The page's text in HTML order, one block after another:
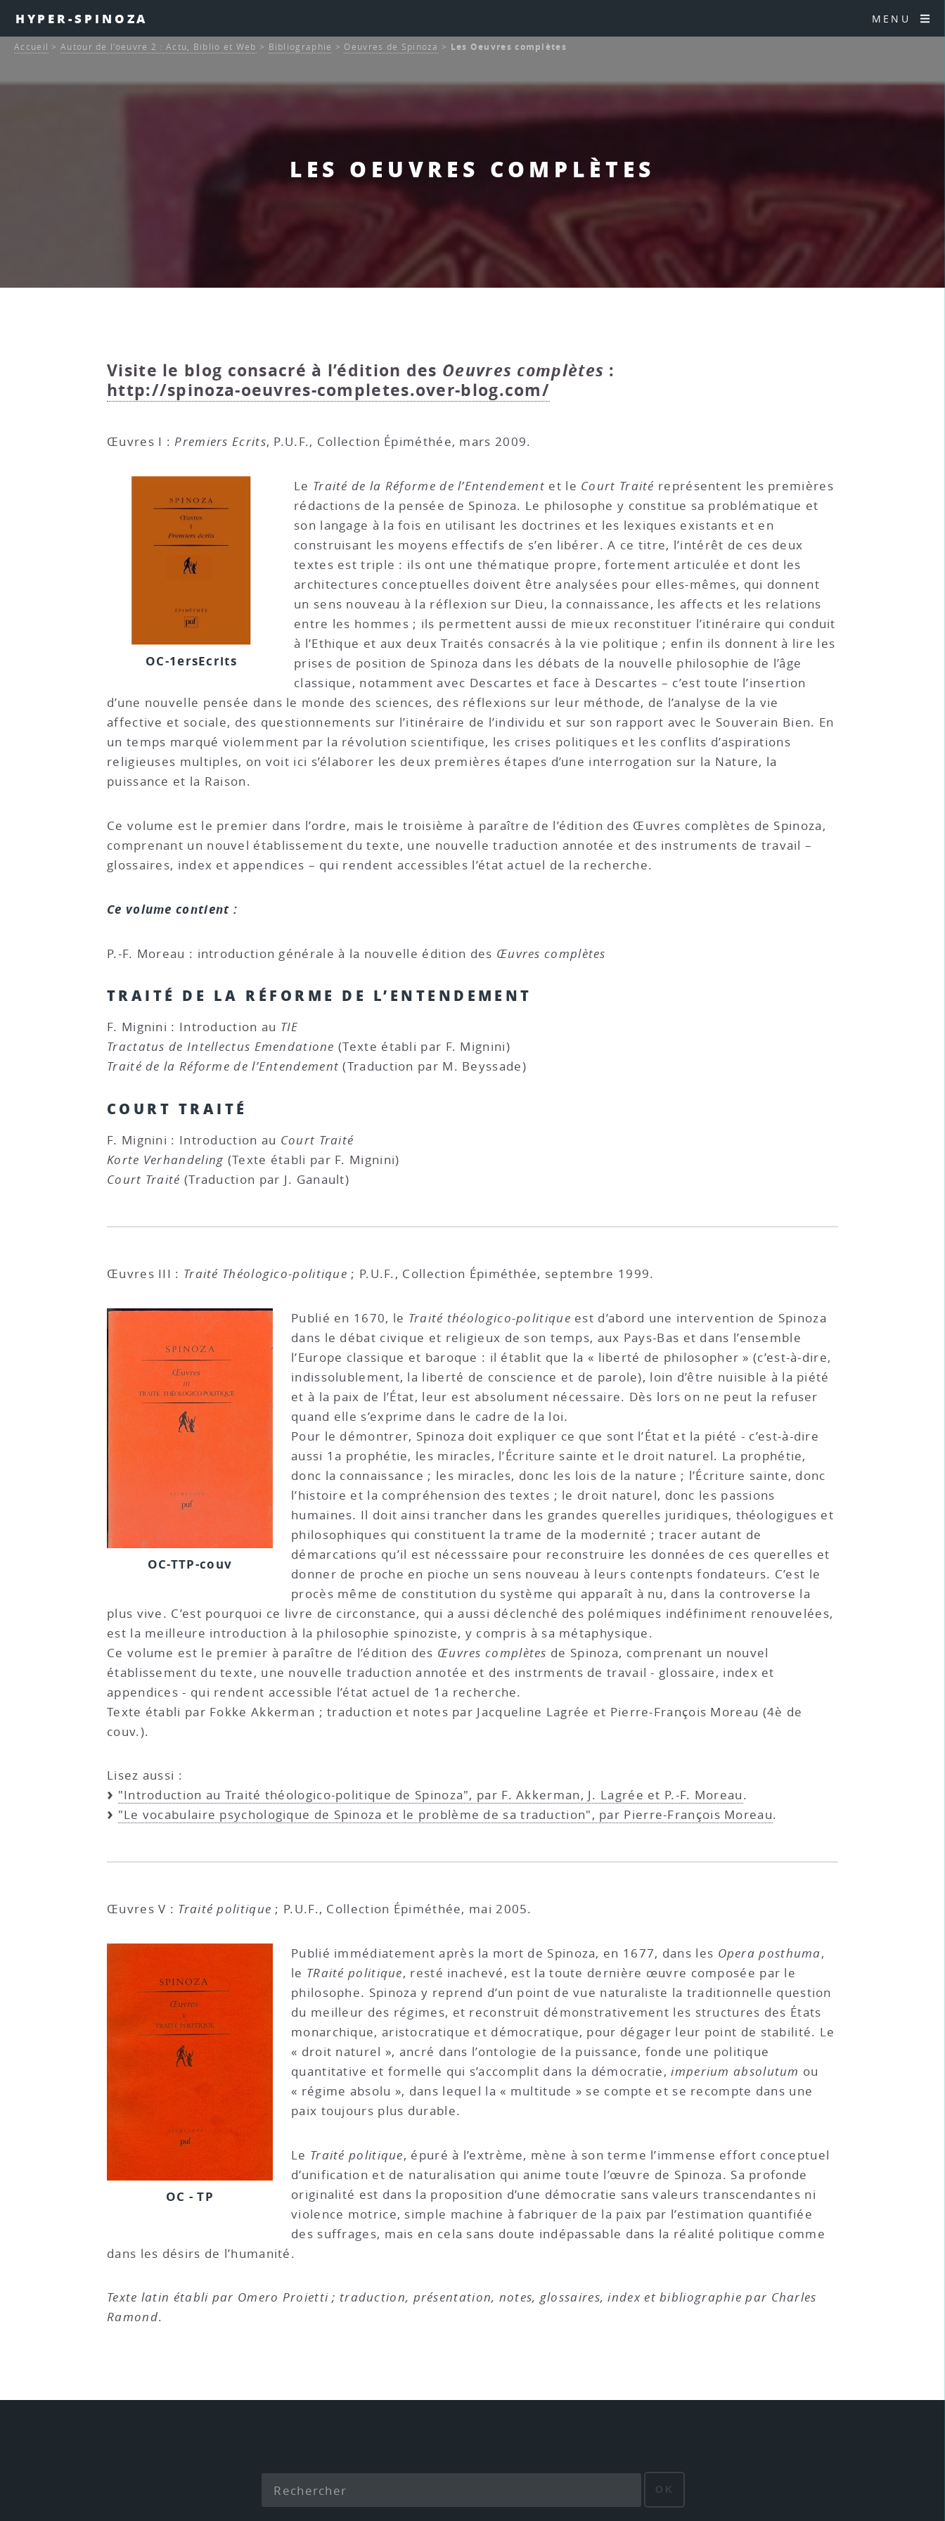
HYPER-SPINOZA MENU
LES OEUVRES COMPLÈTES
Accueil >Autour de l’oeuvre 2 : Actu, Biblio et Web > Bibliographie > Oeuvres de Spinoza > Les Oeuvres complètes
Visite le blog consacré à l’édition des Oeuvres complètes :
http://spinoza-oeuvres-completes.over-blog.com/
Œuvres I :Premiers Ecrits, P.U.F., Collection Épiméthée, mars 2009.
OC-1ersEcrits
Le Traité de la Réforme de l’Entendement et le Court Traité représentent les premières
rédactions de la pensée de Spinoza. Le philosophe y constitue sa problématique et
son langage à la fois en utilisant les doctrines et les lexiques existants et en
construisant les moyens effectifs de s’en libérer. A ce titre, l’intérêt de ces deux
textes est triple : ils ont une thématique propre, fortement articulée et dont les
architectures conceptuelles doivent être analysées pour elles-mêmes, qui donnent
un sens nouveau à la réflexion sur Dieu, la connaissance, les affects et les relations
entre les hommes ; ils permettent aussi de mieux reconstituer l’itinéraire qui conduit
à l’Ethique et aux deux Traités consacrés à la vie politique ; enfin ils donnent à lire les
prises de position de Spinoza dans les débats de la nouvelle philosophie de l’âge
classique, notamment avec Descartes et face à Descartes – c’est toute l’insertion
d’une nouvelle pensée dans le monde des sciences, des réflexions sur leur méthode, de l’analyse de la vie
affective et sociale, des questionnements sur l’itinéraire de l’individu et sur son rapport avec le Souverain Bien. En
un temps marqué violemment par la révolution scientifique, les crises politiques et les conflits d’aspirations
religieuses multiples, on voit ici s’élaborer les deux premières étapes d’une interrogation sur la Nature, la
puissance et la Raison.
Ce volume est le premier dans l’ordre, mais le troisième à paraître de l’édition des Œuvres complètes de Spinoza,
comprenant un nouvel établissement du texte, une nouvelle traduction annotée et des instruments de travail –
glossaires, index et appendices – qui rendent accessibles l’état actuel de la recherche.
Ce volume contient :
P.-F. Moreau : introduction générale à la nouvelle édition des Œuvres complètes
TRAITÉ DE LA RÉFORME DE L’ENTENDEMENT
F. Mignini : Introduction au TIE
Tractatus de Intellectus Emendatione (Texte établi par F. Mignini)
Traité de la Réforme de l’Entendement (Traduction par M. Beyssade)
COURT TRAITÉ
F. Mignini : Introduction au Court Traité
Korte Verhandeling (Texte établi par F. Mignini)
Court Traité (Traduction par J. Ganault)
Œuvres III : Traité Théologico-politique ; P.U.F., Collection Épiméthée, septembre 1999.
OC-TTP-couv
Publié en 1670, le Traité théologico-politique est d’abord une intervention de Spinoza
dans le débat civique et religieux de son temps, aux Pays-Bas et dans l’ensemble
l’Europe classique et baroque : il établit que la « liberté de philosopher » (c’est-à-dire,
indissolublement, la liberté de conscience et de parole), loin d’être nuisible à la piété
et à la paix de l’État, leur est absolument nécessaire. Dès lors on ne peut la refuser
quand elle s’exprime dans le cadre de la loi.
Pour le démontrer, Spinoza doit expliquer ce que sont l’État et la piété - c’est-à-dire
aussi 1a prophétie, les miracles, l’Écriture sainte et le droit naturel. La prophétie,
donc la connaissance ; les miracles, donc les lois de la nature ; l’Écriture sainte, donc
l’histoire et la compréhension des textes ; le droit naturel, donc les passions
humaines. Il doit ainsi trancher dans les grandes querelles juridiques, théologigues et
philosophiques qui constituent la trame de la modernité ; tracer autant de
démarcations qu’il est nécesssaire pour reconstruire les données de ces querelles et
donner de proche en pioche un sens nouveau à leurs contenpts fondateurs. C’est le
procès même de constitution du système qui apparaît à nu, dans la controverse la
plus vive. C’est pourquoi ce livre de circonstance, qui a aussi déclenché des polémiques indéfiniment renouvelées,
est la meilleure introduction à la philosophie spinoziste, y compris à sa métaphysique.
Ce volume est le premier à paraître de l’édition des Œuvres complètes de Spinoza, comprenant un nouvel
établissement du texte, une nouvelle traduction annotée et des instrments de travail - glossaire, index et
appendices - qui rendent accessible l’état actuel de 1a recherche.
Texte établi par Fokke Akkerman ; traduction et notes par Jacqueline Lagrée et Pierre-François Moreau (4è de
couv.).
Lisez aussi :
"Introduction au Traité théologico-politique de Spinoza", par F. Akkerman, J. Lagrée et P.-F. Moreau.
"Le vocabulaire psychologique de Spinoza et le problème de sa traduction", par Pierre-François Moreau.
Œuvres V : Traité politique ; P.U.F., Collection Épiméthée, mai 2005.
OC - TP
Publié immédiatement après la mort de Spinoza, en 1677, dans les Opera posthuma,
le TRaité politique, resté inachevé, est la toute dernière œuvre composée par le
philosophe. Spinoza y reprend d’un point de vue naturaliste la traditionnelle question
du meilleur des régimes, et reconstruit démonstrativement les structures des États
monarchique, aristocratique et démocratique, pour dégager leur point de stabilité. Le
« droit naturel », ancré dans l’ontologie de la puissance, fonde une politique
quantitative et formelle qui s’accomplit dans la démocratie,imperium absolutum ou
« régime absolu », dans lequel la « multitude » se compte et se recompte dans une
paix toujours plus durable.
Le Traité politique, épuré à l’extrème, mène à son terme l’immense effort conceptuel
d’unification et de naturalisation qui anime toute l’œuvre de Spinoza. Sa profonde
originalité est dans la proposition d’une démocratie sans valeurs transcendantes ni
violence motrice, simple machine à fabriquer de la paix par l’estimation quantifiée
des suffrages, mais en cela sans doute indépassable dans la réalité politique comme
dans les désirs de l’humanité.
Texte latin établi par Omero Proietti ; traduction, présentation, notes, glossaires, index et bibliographie par Charles
Ramond.
OK